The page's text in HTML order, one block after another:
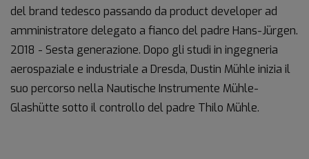
del brand tedesco passando da product developer ad
amministratore delegato a fianco del padre Hans-Jürgen.
2018 - Sesta generazione. Dopo gli studi in ingegneria
aerospaziale e industriale a Dresda, Dustin Mühle inizia il
suo percorso nella Nautische Instrumente Mühle-
Glashütte sotto il controllo del padre Thilo Mühle.